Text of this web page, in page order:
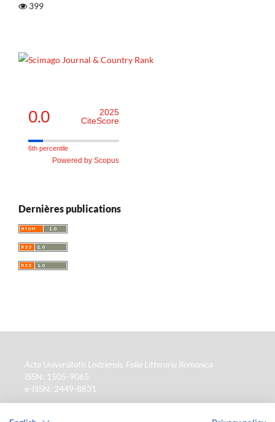
399
0.0
2025
CiteScore
6th percentile
Powered by Scopus
Dernières publications
Acta Universitatis Lodziensis. Folia Litteraria Romanica
ISSN: 1505-9065
e-ISSN: 2449-8831